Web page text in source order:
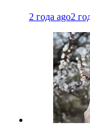
2 года ago2